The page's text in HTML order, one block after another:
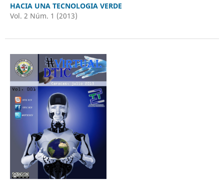
HACIA UNA TECNOLOGIA VERDE
Vol. 2 Núm. 1 (2013)